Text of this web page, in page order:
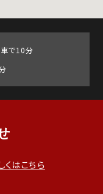
で10分
くはこちら